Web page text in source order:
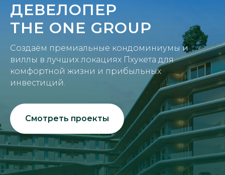
ДЕВЕЛОПЕР
THE ONE GROUP
Создаём премиальные кондоминиумы и
виллы в лучших локациях Пхукета для
комфортной жизни и прибыльных
инвестиций.
Смотреть проекты